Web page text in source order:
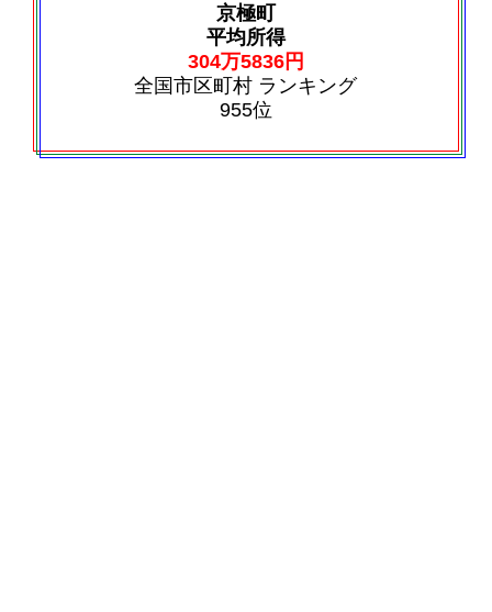
京極町
平均所得
304万5836円
全国市区町村 ランキング
955位